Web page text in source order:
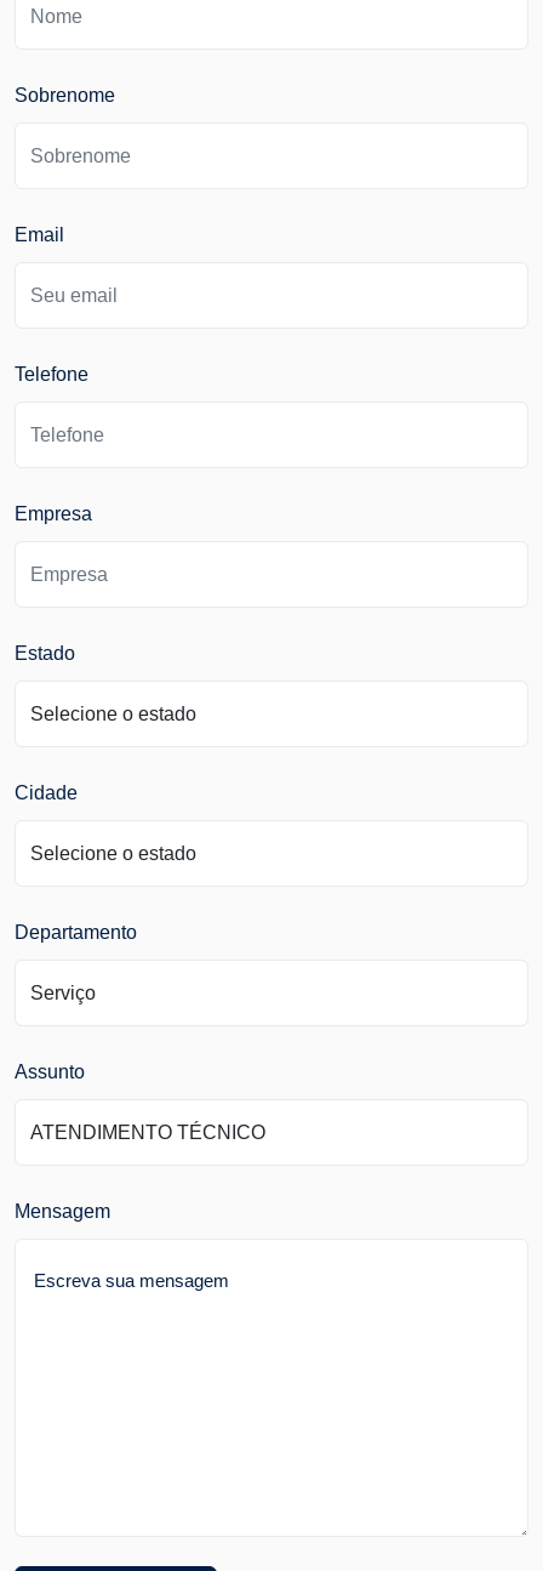
Sobrenome
Email
Telefone
Empresa
Estado
Cidade
Departamento
Assunto
Mensagem